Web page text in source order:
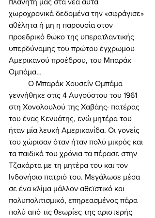
πλανήτη μας στα νέα αυτά
χωροχρονικά δεδομένα την «σφράγισε»
αθέλητα ή μη η παρουσία στον
προεδρικό θώκο της υπερατλαντικής
υπερδύναμης του πρώτου έγχρωμου
Αμερικανού προέδρου, του Μπαράκ
Ομπάμα…
γεννήθηκε στις 4 Αυγούστου του 1961
στη Χονολουλού της Χαβάης· πατέρας
του ένας Κενυάτης, ενώ μητέρα του
ήταν μία λευκή Αμερικανίδα. Οι γονείς
του χώρισαν όταν ήταν πολύ μικρός και
τα παιδικά του χρόνια τα πέρασε στην
Τζακάρτα με τη μητέρα του και τον
Ινδονήσιο πατριό του. Μεγάλωσε μέσα
σε ένα κλίμα μάλλον αθεϊστικό και
πολυπολιτισμικό, επηρεασμένος πάρα
πολύ από τις θεωρίες της αριστερής